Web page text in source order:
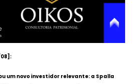
08]:
um novo investidor relevante: a Spalla